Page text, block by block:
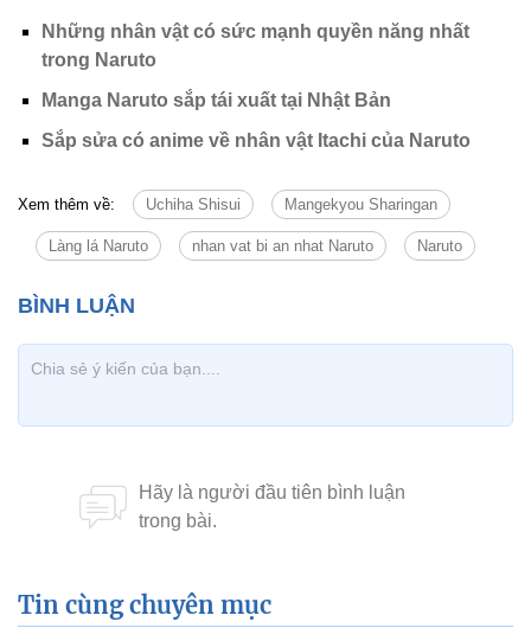
Những nhân vật có sức mạnh quyền năng nhất
trong Naruto
Manga Naruto sắp tái xuất tại Nhật Bản
Sắp sửa có anime về nhân vật Itachi của Naruto
Xem thêm về: Uchiha Shisui Mangekyou Sharingan
Làng lá Naruto nhan vat bi an nhat Naruto Naruto
Tin cùng chuyên mục